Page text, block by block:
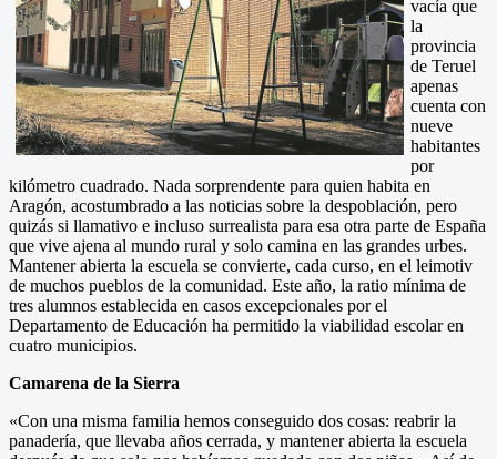
vacía que
la
provincia
de Teruel
apenas
cuenta con
nueve
habitantes
por
kilómetro cuadrado. Nada sorprendente para quien habita en
Aragón, acostumbrado a las noticias sobre la despoblación, pero
quizás si llamativo e incluso surrealista para esa otra parte de España
que vive ajena al mundo rural y solo camina en las grandes urbes.
Mantener abierta la escuela se convierte, cada curso, en el leimotiv
de muchos pueblos de la comunidad. Este año, la ratio mínima de
tres alumnos establecida en casos excepcionales por el
Departamento de Educación ha permitido la viabilidad escolar en
cuatro municipios.
Camarena de la Sierra
«Con una misma familia hemos conseguido dos cosas: reabrir la
panadería, que llevaba años cerrada, y mantener abierta la escuela